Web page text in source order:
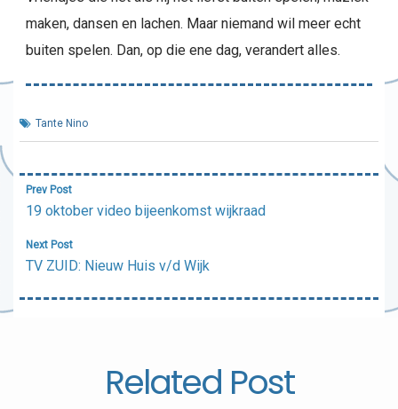
maken, dansen en lachen. Maar niemand wil meer echt
buiten spelen. Dan, op die ene dag, verandert alles.
Tante Nino
Bericht
navigatie
Prev Post
19 oktober video bijeenkomst wijkraad
Next Post
TV ZUID: Nieuw Huis v/d Wijk
Related Post